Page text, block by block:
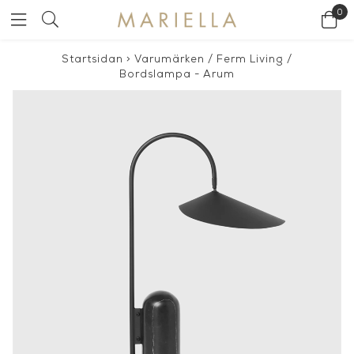
0
Startsidan > Varumärken / Ferm Living /
Bordslampa - Arum